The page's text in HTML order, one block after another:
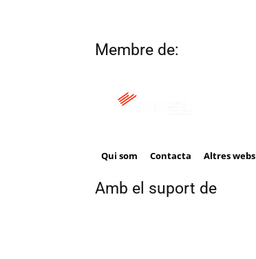
Membre de:
Qui som Contacta Altres webs
Amb el suport de